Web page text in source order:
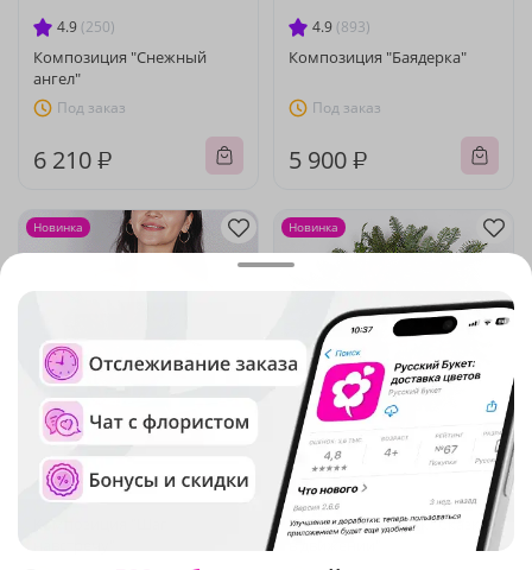
4.9 (250)
Композиция "Снежный
ангел"
Под заказ
6 210 ₽
4.9 (893)
Композиция "Баядерка"
Под заказ
5 900 ₽
5(886)
Новинка
4.9(920)
Новогодний венок "Сказка
в движении"
Новинка